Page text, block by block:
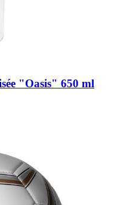
"Oasis" 650 ml